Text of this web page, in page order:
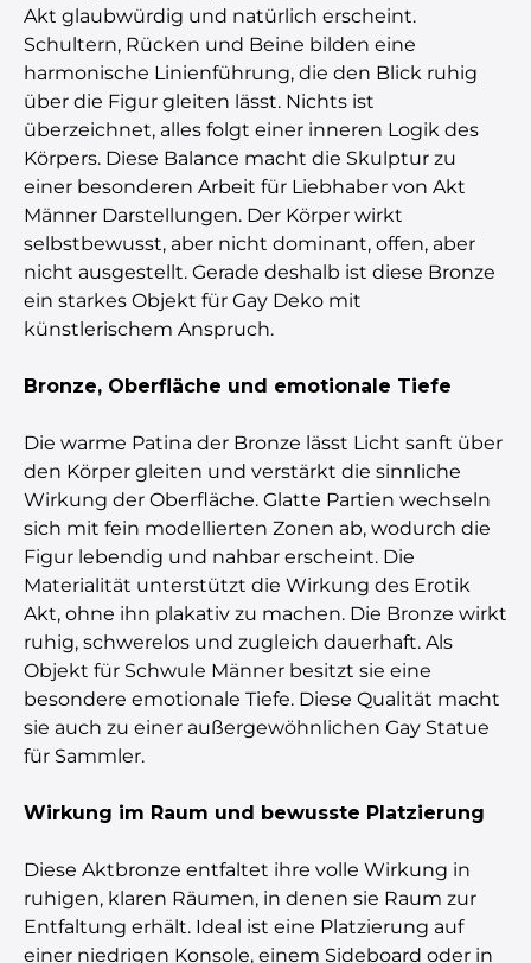
Akt glaubwürdig und natürlich erscheint.
Schultern, Rücken und Beine bilden eine
harmonische Linienführung, die den Blick ruhig
über die Figur gleiten lässt. Nichts ist
überzeichnet, alles folgt einer inneren Logik des
Körpers. Diese Balance macht die Skulptur zu
einer besonderen Arbeit für Liebhaber von Akt
Männer Darstellungen. Der Körper wirkt
selbstbewusst, aber nicht dominant, offen, aber
nicht ausgestellt. Gerade deshalb ist diese Bronze
ein starkes Objekt für Gay Deko mit
künstlerischem Anspruch.
Bronze, Oberfläche und emotionale Tiefe
Die warme Patina der Bronze lässt Licht sanft über
den Körper gleiten und verstärkt die sinnliche
Wirkung der Oberfläche. Glatte Partien wechseln
sich mit fein modellierten Zonen ab, wodurch die
Figur lebendig und nahbar erscheint. Die
Materialität unterstützt die Wirkung des Erotik
Akt, ohne ihn plakativ zu machen. Die Bronze wirkt
ruhig, schwerelos und zugleich dauerhaft. Als
Objekt für Schwule Männer besitzt sie eine
besondere emotionale Tiefe. Diese Qualität macht
sie auch zu einer außergewöhnlichen Gay Statue
für Sammler.
Wirkung im Raum und bewusste Platzierung
Diese Aktbronze entfaltet ihre volle Wirkung in
ruhigen, klaren Räumen, in denen sie Raum zur
Entfaltung erhält. Ideal ist eine Platzierung auf
einer niedrigen Konsole, einem Sideboard oder in